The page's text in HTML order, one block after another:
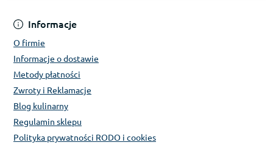
Informacje
O firmie
Informacje o dostawie
Metody płatności
Zwroty i Reklamacje
Blog kulinarny
Regulamin sklepu
Polityka prywatności RODO i cookies